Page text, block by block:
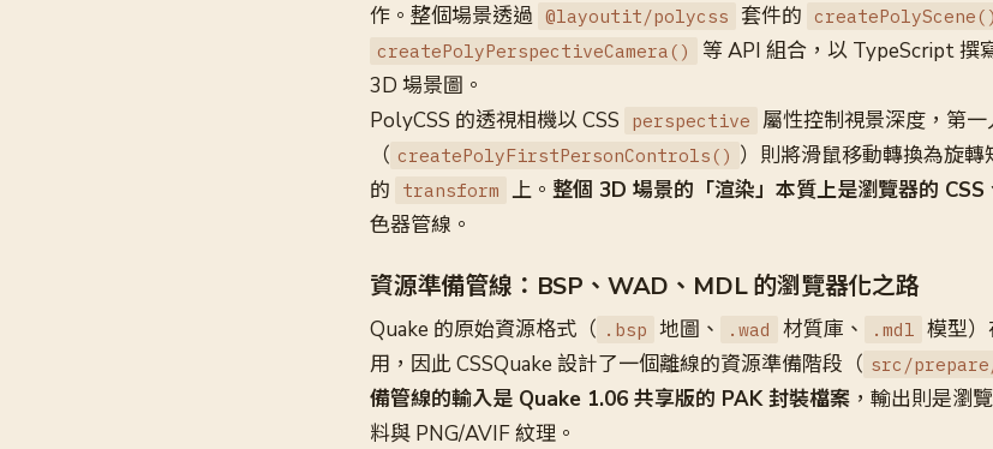
作。整個場景透過 @layoutit/polycss 套件的 createPolyScene()
createPolyPerspectiveCamera()
等 API 組合，以 TypeScript 撰
3D 場景圖。
PolyCSS 的透視相機以 CSS
perspective 屬性控制視景深度，第
（ createPolyFirstPersonControls() ）則將滑鼠移動轉換為旋
的
transform 上。 整個 3D 場景的「渲染」本質上是瀏覽器的 CSS
色器管線。
資源準備管線：BSP、WAD、MDL 的瀏覽器化之路
Quake 的原始資源格式（ .bsp 地圖、 .wad 材質庫、 .mdl 模型
用，因此 CSSQuake 設計了一個離線的資源準備階段（ src/
備管線的輸入是 Quake 1.06 共享版的 PAK 封裝檔案 ，輸出則是瀏
料與 PNG/AVIF 紋理。